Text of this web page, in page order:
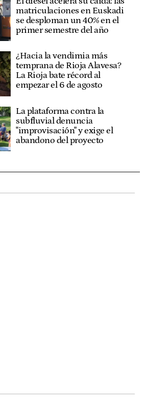
matriculaciones en Euskadi
se desploman un 40% en el
primer semestre del año
¿Hacia la vendimia más
temprana de Rioja Alavesa?
La Rioja bate récord al
empezar el 6 de agosto
La plataforma contra la
subfluvial denuncia
"improvisación" y exige el
abandono del proyecto